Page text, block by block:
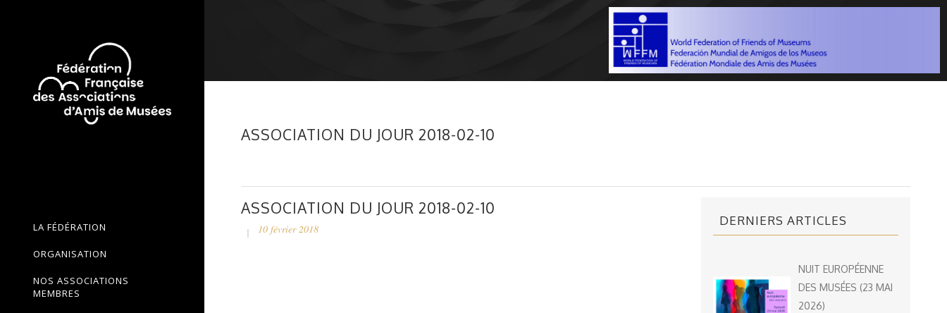
LA FÉDÉRATION
ORGANISATION
NOS ASSOCIATIONS
MEMBRES
ASSOCIATION DU JOUR 2018-02-10
ASSOCIATION DU JOUR 2018-02-10
10 février 2018
DERNIERS ARTICLES
NUIT EUROPÉENNE
DES MUSÉES (23 MAI
2026)